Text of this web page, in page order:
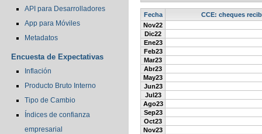
API para Desarrolladores
App para Móviles
Metadatos
Encuesta de Expectativas
Inflación
Producto Bruto Interno
Tipo de Cambio
Índices de confianza
empresarial
Fecha
CCE: cheques
Nov22
Dic22
Ene23
Feb23
Mar23
Abr23
May23
Jun23
Jul23
Ago23
Sep23
Oct23
Nov23